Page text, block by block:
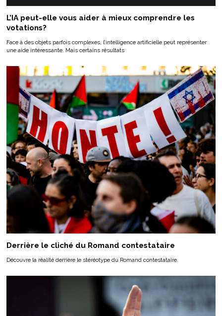
L’IA peut-elle vous aider à mieux comprendre les
votations?
Face à des objets parfois complexes, l’intelligence artificielle peut représenter
une aide intéressante. Mais certains résultats
Derrière le cliché du Romand contestataire
Découvre la réalité derrière le stéréotype du Romand contestataire.